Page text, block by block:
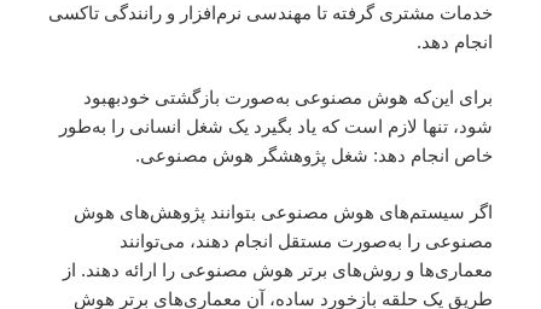
خدمات مشتری گرفته تا مهندسی نرم‌افزار و رانندگی تاکسی
انجام دهد.
برای این‌که هوش مصنوعی به‌صورت بازگشتی خودبهبود
شود، تنها لازم است که یاد بگیرد یک شغل انسانی را به‌طور
خاص انجام دهد: شغل پژوهشگر هوش مصنوعی.
اگر سیستم‌های هوش مصنوعی بتوانند پژوهش‌های هوش
مصنوعی را به‌صورت مستقل انجام دهند، می‌توانند
معماری‌ها و روش‌های برتر هوش مصنوعی را ارائه دهند. از
طریق یک حلقه بازخورد ساده، آن معماری‌های برتر هوش